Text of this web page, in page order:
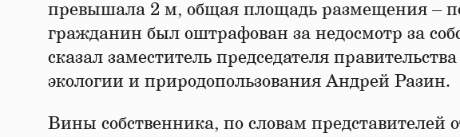
превышала 2 м, общая площадь размещения –
гражданин был оштрафован за недосмотр за
сказал заместитель председателя
экологии и природопользования Андрей Разин.
Вины собственника, по словам представителей